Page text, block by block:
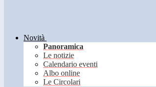
Novità
Panoramica
Le notizie
Calendario eventi
Albo online
Le Circolari